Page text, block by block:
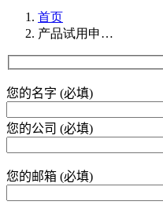
首页
产品试用申…
您的名字 (必填)
您的公司 (必填)
您的邮箱 (必填)